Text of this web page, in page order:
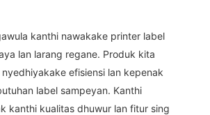
kanthi nawakake printer label
lan larang regane. Produk kita
efisiensi lan kepenak
label sampeyan. Kanthi
kanthi kualitas dhuwur lan fitur sing